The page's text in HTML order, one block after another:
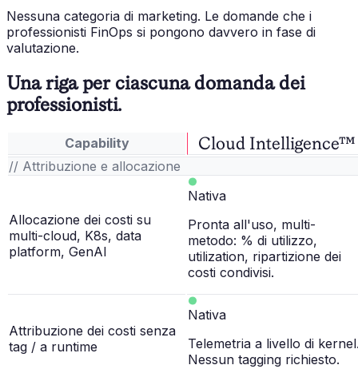
Nessuna categoria di marketing. Le domande che i
professionisti FinOps si pongono davvero in fase di
valutazione.
Una riga per ciascuna domanda dei
professionisti.
Capability Cloud Intelligence™
// Attribuzione e allocazione
Allocazione dei costi su
multi-cloud, K8s, data
platform, GenAI
Nativa
Pronta all'uso, multi-
metodo: % di utilizzo,
utilization, ripartizione dei
costi condivisi.
Attribuzione dei costi senza
tag / a runtime
Nativa
Telemetria a livello di
Nessun tagging richiesto.